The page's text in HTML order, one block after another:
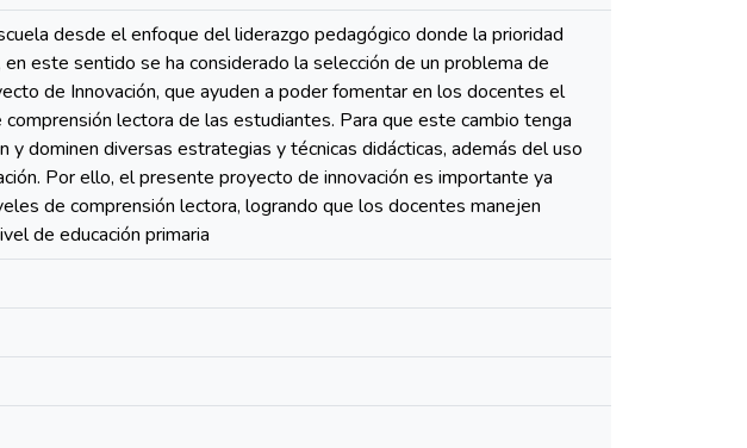
desde el enfoque del liderazgo pedagógico donde la prioridad
este sentido se ha considerado la selección de un problema de
de Innovación, que ayuden a poder fomentar en los docentes el
lectora de las estudiantes. Para que este cambio tenga
dominen diversas estrategias y técnicas didácticas, además del uso
Por ello, el presente proyecto de innovación es importante ya
de comprensión lectora, logrando que los docentes manejen
de educación primaria